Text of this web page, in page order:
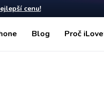
cenu!
Blog Proč